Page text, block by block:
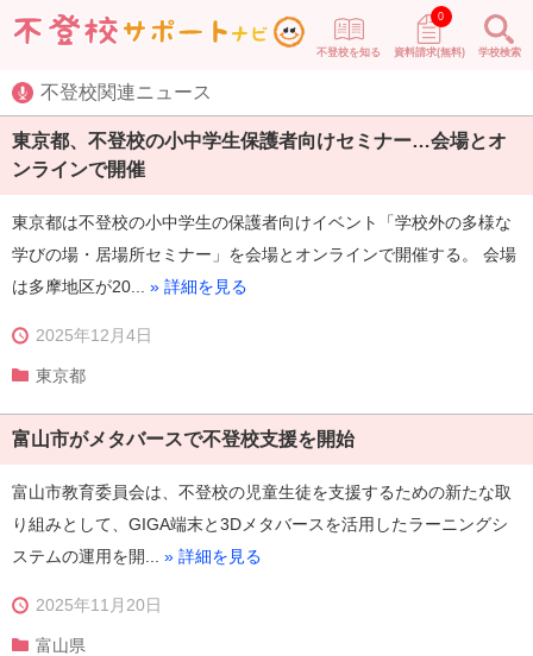
不登校を知る 資料請求(無料)
0
学校検索
不登校関連ニュース
東京都、不登校の小中学生保護者向けセミナー…会場とオ
ンラインで開催
東京都は不登校の小中学生の保護者向けイベント「学校外の多様な
学びの場・居場所セミナー」を会場とオンラインで開催する。 会場
は多摩地区が20... » 詳細を見る
2025年12月4日
東京都
富山市がメタバースで不登校支援を開始
富山市教育委員会は、不登校の児童生徒を支援するための新たな取
り組みとして、GIGA端末と3Dメタバースを活用したラーニングシ
ステムの運用を開... » 詳細を見る
2025年11月20日
富山県